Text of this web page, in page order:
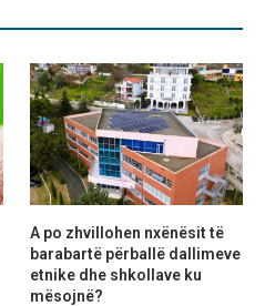
A po zhvillohen nxënësit të
barabartë përballë dallimeve
etnike dhe shkollave ku
mësojnë?